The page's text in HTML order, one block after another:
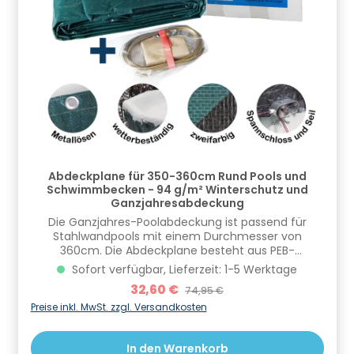
Wasseroberfläche aufliegen.Technische
Daten:Geeignet für rundform Pools in der Größe: 455
cmMaterialstärke: 230 μmFarbe: grau
transparentChlorbeständigUVA-Beständig
Informationen zur Produktsicherheit Hersteller/EU
Verantwortliche Person: CF Group Deutschland
GmbH, Bahnhofstraße 68, 73240 Wendlingen, DE,
info.de@cf.group, +4970244048100
Gefahrstoffhinweise (falls vorhanden):
Abdeckplane für 350-360cm Rund Pools und
Schwimmbecken - 94 g/m² Winterschutz und
Ganzjahresabdeckung
Die Ganzjahres-Poolabdeckung ist passend für
Stahlwandpools mit einem Durchmesser von
360cm. Die Abdeckplane besteht aus PEB-
Gittergewebe und hat ein tatsächliches Maß von
460cm und eine Stärke von 94g/m². Mit Hilfe eines
mitgelieferten Spannseils und eines Spannschloss
kann die Plane einfach befestigt und gesichert
cm Pools geeignet.Die Oberseite der
Poolabdeckplane ist grün, die Unterseite schwarz
Sofort verfügbar, Lieferzeit: 1-5 Werktage
Verkaufspreis:
32,60 € Regulärer Preis:
74,95 €
Preise inkl. MwSt. zzgl. Versandkosten
In den Warenkorb